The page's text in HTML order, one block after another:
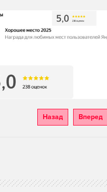
Назад Вперед